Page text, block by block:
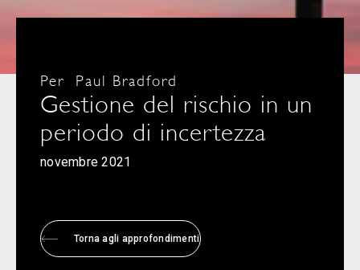
novembre 2021
Gestione del rischio in un
periodo di incertezza
Per Paul Bradford
Torna agli approfondimenti